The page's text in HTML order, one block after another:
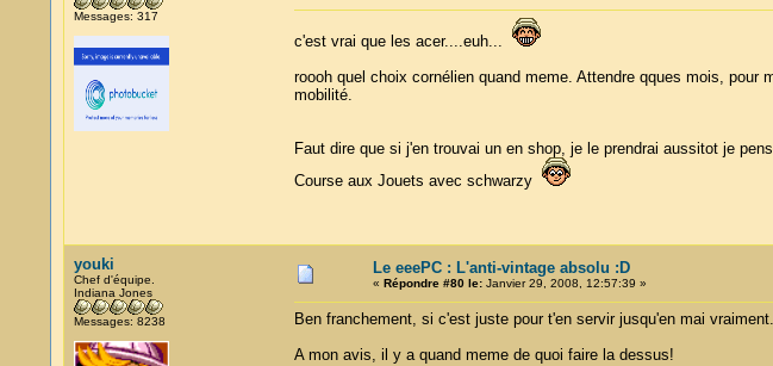
Messages: 317
c'est vrai que les acer....euh...
roooh quel choix cornélien quand meme. Attendre qques mois,
mobilité.
Faut dire que si j'en trouvai un en shop, je le prendrai aussitot je
Course aux Jouets avec schwarzy
youki
Chef d'équipe.
Indiana Jones
Messages: 8238
Le eeePC : L'anti-vintage absolu :D
« Répondre #80 le:Janvier 29, 2008, 12:57:39 »
Ben franchement, si c'est juste pour t'en servir jusqu'en mai
A mon avis, il y a quand meme de quoi faire la dessus!